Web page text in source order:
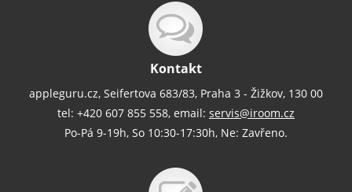
Kontakt
appleguru.cz, Seifertova 683/83, Praha 3 - Žižkov, 130 00
tel: +420 607 855 558, email: servis@iroom.cz
Po-Pá 9-19h, So 10:30-17:30h, Ne: Zavřeno.